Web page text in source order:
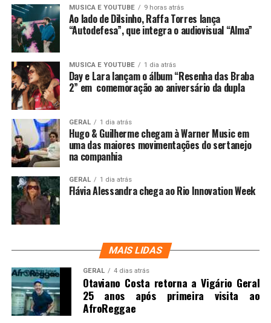
MUSICA E YOUTUBE 9 horas atrás
Ao lado de Dilsinho, Raffa Torres lança
“Autodefesa”, que integra o audiovisual “Alma”
MUSICA E YOUTUBE 1 dia atrás
Day e Lara lançam o álbum “Resenha das Braba
2” em comemoração ao aniversário da dupla
GERAL 1 dia atrás
Hugo & Guilherme chegam à Warner Music em
uma das maiores movimentações do sertanejo
na companhia
GERAL 1 dia atrás
Flávia Alessandra chega ao Rio Innovation Week
MAIS LIDAS
GERAL 4 dias atrás
Otaviano Costa retorna a Vigário Geral
25 anos após primeira visita ao
AfroReggae